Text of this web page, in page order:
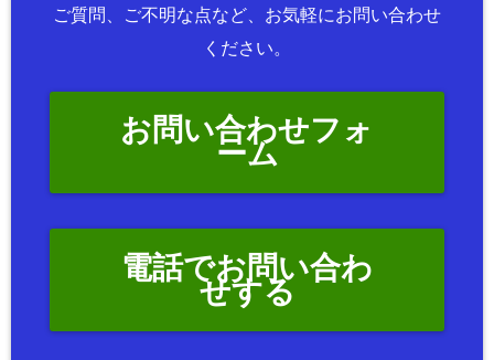
ご質問、ご不明な点など、お気軽にお問い合わせ
ください。
お問い合わせフォ
ーム
電話でお問い合わ
せする